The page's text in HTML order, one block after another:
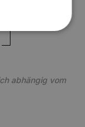
abhängig vom